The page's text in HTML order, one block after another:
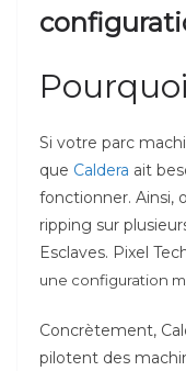
Si votre parc
que Caldera ait
fonctionner. Ainsi,
ripping sur
Esclaves. Pixel
une configuration
Concrètement,
pilotent des